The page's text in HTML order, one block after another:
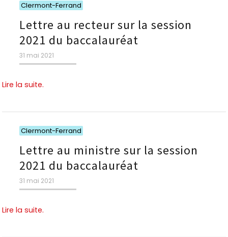
Clermont-Ferrand
Lettre au recteur sur la session
2021 du baccalauréat
Publié
le
31 mai 2021
Lire la suite.
Clermont-Ferrand
Lettre au ministre sur la session
2021 du baccalauréat
Publié
le
31 mai 2021
Lire la suite.